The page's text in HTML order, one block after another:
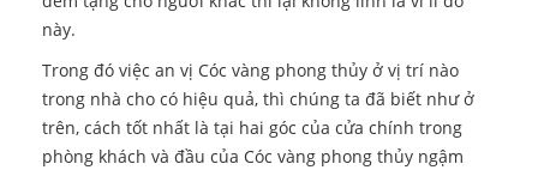
này.
Trong đó việc an vị Cóc vàng phong thủy ở vị trí nào
trong nhà cho có hiệu quả, thì chúng ta đã biết như ở
trên, cách tốt nhất là tại hai góc của cửa chính trong
phòng khách và đầu của Cóc vàng phong thủy ngậm